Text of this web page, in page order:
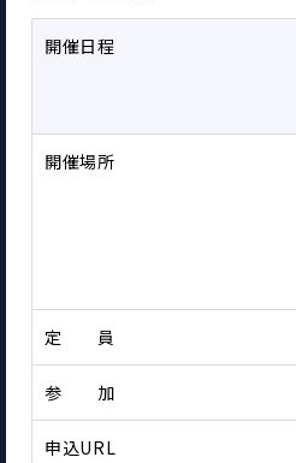
開催日程
開催場所
定　　員
参　　加
申込URL